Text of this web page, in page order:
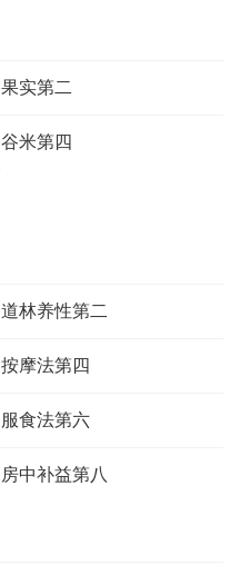
果实第二
谷米第四
道林养性第二
按摩法第四
服食法第六
房中补益第八